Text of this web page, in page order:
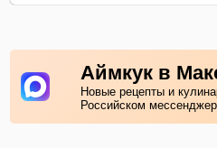
Аймкук в
Новые рецепты и
Российском